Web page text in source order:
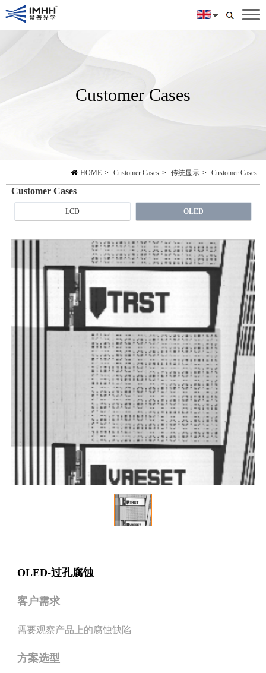
Customer Cases
HOME > Customer Cases > 传统显示 > Customer Cases
Customer Cases
LCD OLED
OLED-过孔腐蚀
客户需求
需要观察产品上的腐蚀缺陷
方案选型